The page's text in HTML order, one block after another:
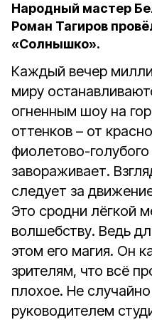
Народный мастер
Роман Тагиров
«Солнышко».
Каждый вечер
миру
огненным шоу на
оттенков – от
фиолетово-
завораживает.
следует за
Это сродни лёгкой
волшебству. Ведь
этом его магия. Он
зрителям, что всё
плохое. Не
руководителем